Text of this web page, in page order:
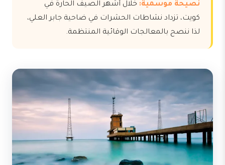
نصيحة موسمية: خلال أشهر الصيف الحارة في
كويت، تزداد نشاطات الحشرات في ضاحية جابر العلي،
لذا ننصح بالمعالجات الوقائية المنتظمة.